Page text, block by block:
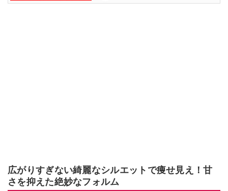
広がりすぎない綺麗なシルエットで痩せ見え！甘
さを抑えた絶妙なフォルム